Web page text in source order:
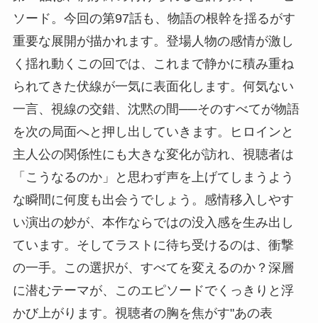
ソード。今回の第97話も、物語の根幹を揺るがす
重要な展開が描かれます。登場人物の感情が激し
く揺れ動くこの回では、これまで静かに積み重ね
られてきた伏線が一気に表面化します。何気ない
一言、視線の交錯、沈黙の間──そのすべてが物語
を次の局面へと押し出していきます。ヒロインと
主人公の関係性にも大きな変化が訪れ、視聴者は
「こうなるのか」と思わず声を上げてしまうよう
な瞬間に何度も出会うでしょう。感情移入しやす
い演出の妙が、本作ならではの没入感を生み出し
ています。そしてラストに待ち受けるのは、衝撃
の一手。この選択が、すべてを変えるのか？深層
に潜むテーマが、このエピソードでくっきりと浮
かび上がります。視聴者の胸を焦がす"あの表